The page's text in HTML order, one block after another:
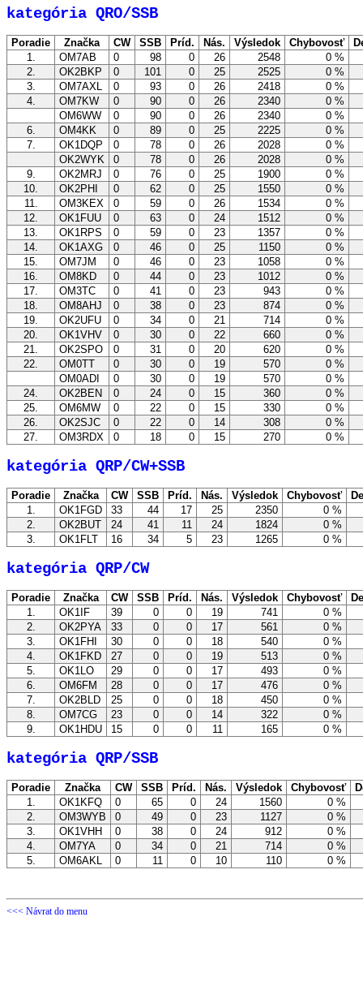
kategória QRO/SSB
Poradie Značka CW SSB Príd. Nás. Výsledok Chybovosť
1.
OM7AB 0 98 0 26 2548
0 %
2.
OK2BKP 0 101 0 25 2525
0 %
3.
OM7AXL 0 93 0 26 2418
0 %
4.
OM7KW 0 90 0 26 2340
0 %
OM6WW
0 90 0 26 2340
0 %
6.
OM4KK 0 89 0 25 2225
0 %
7.
OK1DQP 0 78 0 26 2028
0 %
OK2WYK
0 78 0 26 2028
0 %
9.
OK2MRJ 0 76 0 25 1900
0 %
10.
OK2PHI 0 62 0 25 1550
0 %
11.
OM3KEX 0 59 0 26 1534
0 %
12.
OK1FUU 0 63 0 24 1512
0 %
13.
OK1RPS 0 59 0 23 1357
0 %
14.
OK1AXG 0 46 0 25 1150
0 %
15.
OM7JM 0 46 0 23 1058
0 %
16.
OM8KD 0 44 0 23 1012
0 %
17.
OM3TC 0 41 0 23 943
0 %
18.
OM8AHJ 0 38 0 23 874
0 %
19.
OK2UFU 0 34 0 21 714
0 %
20.
OK1VHV 0 30 0 22 660
0 %
21.
OK2SPO 0 31 0 20 620
0 %
22.
OM0TT 0 30 0 19 570
0 %
OM0ADI
0 30 0 19 570
0 %
24.
OK2BEN 0 24 0 15 360
0 %
25.
OM6MW 0 22 0 15 330
0 %
26.
OK2SJC 0 22 0 14 308
0 %
27.
OM3RDX 0 18 0 15 270 0 %
kategória QRP/CW+SSB
Poradie Značka CW SSB Príd. Nás. Výsledok Chybovosť
1.
OK1FGD 33 44 17 25 2350
0 %
2.
OK2BUT 24 41 11 24 1824
0 %
3.
OK1FLT 16 34 5 23 1265 0 %
kategória QRP/CW
Poradie Značka CW SSB Príd. Nás. Výsledok Chybovosť
1.
OK1IF 39 0 0 19 741
0 %
2.
OK2PYA 33 0 0 17 561
0 %
3.
OK1FHI 30 0 0 18 540
0 %
4.
OK1FKD 27 0 0 19 513
0 %
5.
OK1LO 29 0 0 17 493
0 %
6.
OM6FM 28 0 0 17 476
0 %
7.
OK2BLD 25 0 0 18 450
0 %
8.
OM7CG 23 0 0 14 322
0 %
9.
OK1HDU 15 0 0 11 165 0 %
kategória QRP/SSB
Poradie Značka CW SSB Príd. Nás. Výsledok Chybovosť
1.
OK1KFQ 0 65 0 24 1560
0 %
2.
OM3WYB 0 49 0 23 1127
0 %
3.
OK1VHH 0 38 0 24 912
0 %
4.
OM7YA 0 34 0 21 714
0 %
5.
OM6AKL 0 11 0 10 110 0 %
<<< Návrat do menu